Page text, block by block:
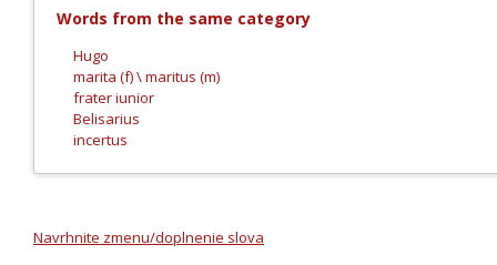
Words from the same category
Hugo
marita (f) \ maritus (m)
frater iunior
Belisarius
incertus
Navrhnite zmenu/doplnenie slova